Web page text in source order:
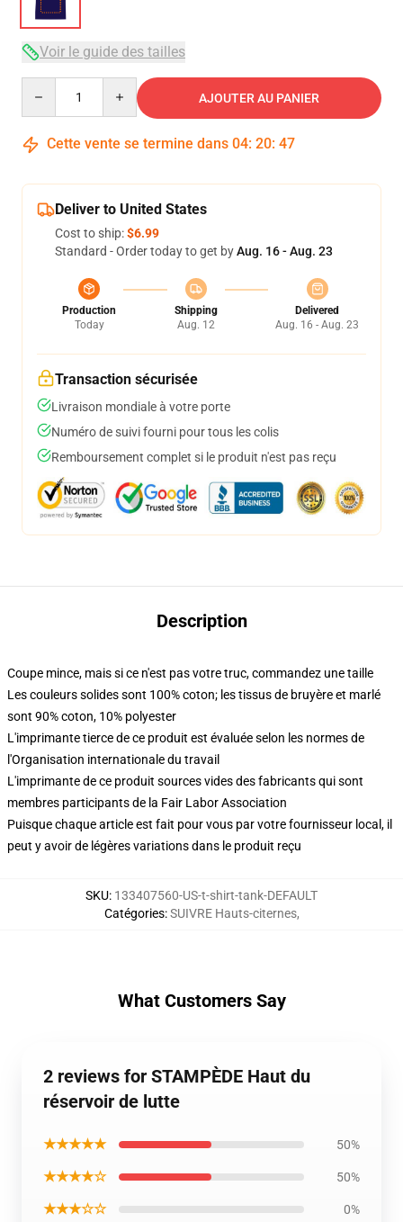
Voir le guide des tailles
AJOUTER AU PANIER
Cette vente se termine dans 04: 20: 46
Deliver to United States
Cost to ship:$6.99
Standard - Order today to get byAug. 16 - Aug. 23
Production
Today
Shipping
Aug. 12
Delivered
Aug. 16 - Aug. 23
Transaction sécurisée
Livraison mondiale à votre porte
Numéro de suivi fourni pour tous les colis
Remboursement complet si le produit n'est pas reçu
Description
Coupe mince, mais si ce n'est pas votre truc, commandez une taille
Les couleurs solides sont 100% coton; les tissus de bruyère et marlé
sont 90% coton, 10% polyester
L'imprimante tierce de ce produit est évaluée selon les normes de
l'Organisation internationale du travail
L'imprimante de ce produit sources vides des fabricants qui sont
membres participants de la Fair Labor Association
Puisque chaque article est fait pour vous par votre fournisseur local, il
peut y avoir de légères variations dans le produit reçu
SKU: 133407560-US-t-shirt-tank-DEFAULT
Catégories:SUIVRE Hauts-citernes,
What Customers Say
2 reviews for STAMPÈDE Haut du
réservoir de lutte
★★★★★ 50%
★★★★☆ 50%
★★★☆☆ 0%